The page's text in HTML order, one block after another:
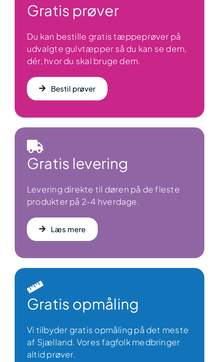
Gratis prøver
Du kan bestille gratis tæppeprøver på
udvalgte gulvtæpper så du kan se dem,
dér, hvor du skal bruge dem.
Bestil prøver
Gratis levering
Levering direkte til døren på de fleste
produkter på 2-4 hverdage.
Læs mere
Gratis opmåling
Vi tilbyder gratis opmåling på det meste
af Sjælland. Vores fagfolk medbringer
altid prøver.